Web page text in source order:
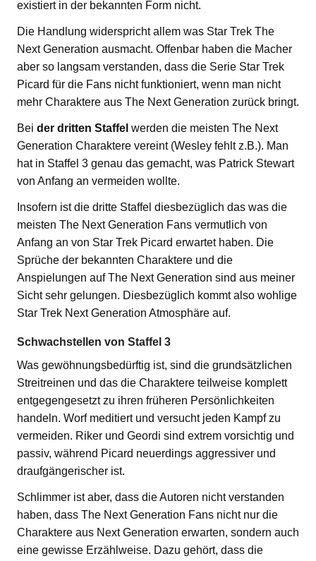
existiert in der bekannten Form nicht.
Die Handlung widerspricht allem was Star Trek The
Next Generation ausmacht. Offenbar haben die Macher
aber so langsam verstanden, dass die Serie Star Trek
Picard für die Fans nicht funktioniert, wenn man nicht
mehr Charaktere aus The Next Generation zurück bringt.
Bei der dritten Staffel werden die meisten The Next
Generation Charaktere vereint (Wesley fehlt z.B.). Man
hat in Staffel 3 genau das gemacht, was Patrick Stewart
von Anfang an vermeiden wollte.
Insofern ist die dritte Staffel diesbezüglich das was die
meisten The Next Generation Fans vermutlich von
Anfang an von Star Trek Picard erwartet haben. Die
Sprüche der bekannten Charaktere und die
Anspielungen auf The Next Generation sind aus meiner
Sicht sehr gelungen. Diesbezüglich kommt also wohlige
Star Trek Next Generation Atmosphäre auf.
Schwachstellen von Staffel 3
Was gewöhnungsbedürftig ist, sind die grundsätzlichen
Streitreinen und das die Charaktere teilweise komplett
entgegengesetzt zu ihren früheren Persönlichkeiten
handeln. Worf meditiert und versucht jeden Kampf zu
vermeiden. Riker und Geordi sind extrem vorsichtig und
passiv, während Picard neuerdings aggressiver und
draufgängerischer ist.
Schlimmer ist aber, dass die Autoren nicht verstanden
haben, dass The Next Generation Fans nicht nur die
Charaktere aus Next Generation erwarten, sondern auch
eine gewisse Erzählweise. Dazu gehört, dass die